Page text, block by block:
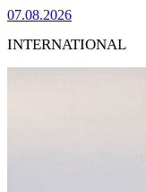
07.08.2026
INTERNATIONAL